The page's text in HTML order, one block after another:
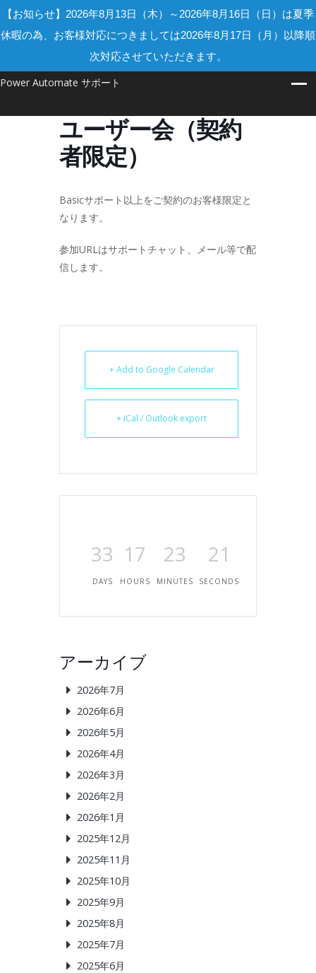
【お知らせ】2026年8月13日（木）～2026年8月16日（日）は夏季
休暇の為、お客様対応につきましては2026年8月17日（月）以降順
次対応させていただきます。
Power Automate サポート
ユーザー会（契約
者限定）
Basicサポート以上をご契約のお客様限定と
なります。
参加URLはサポートチャット、メール等で配
信します。
+ Add to Google Calendar
+ iCal / Outlook export
33
DAYS
17
HOURS
23
MINUTES
21
SECONDS
アーカイブ
2026年7月
2026年6月
2026年5月
2026年4月
2026年3月
2026年2月
2026年1月
2025年12月
2025年11月
2025年10月
2025年9月
2025年8月
2025年7月
2025年6月